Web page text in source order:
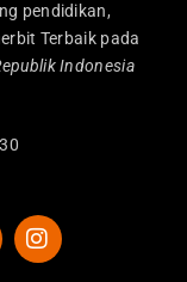
pendidikan,
Terbaik pada
Indonesia
I
n